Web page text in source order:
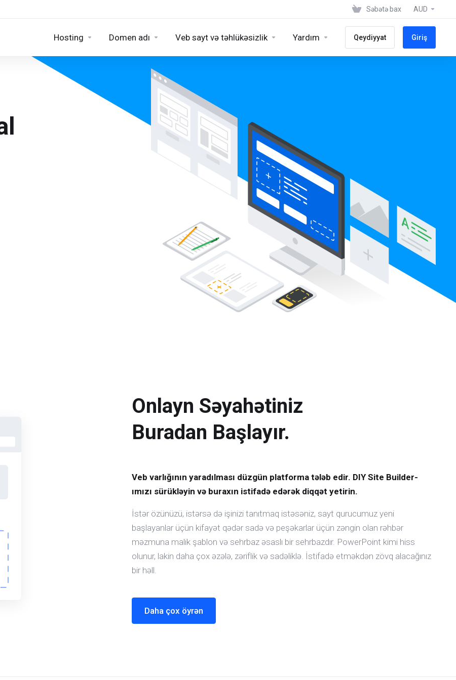
Səbətə bax AUD
Hosting Domen adı Veb sayt və təhlükəsizlik Yardım Qeydiyyat Giriş
Onlayn Səyahətiniz
Buradan Başlayır.
Veb varlığının yaradılması düzgün platforma tələb edir. DIY Site Builder-
ımızı sürükləyin və buraxın istifadə edərək diqqət yetirin.
İstər özünüzü, istərsə də işinizi tanıtmaq istəsəniz, sayt qurucumuz yeni
başlayanlar üçün kifayət qədər sadə və peşəkarlar üçün zəngin olan rəhbər
məzmuna malik şablon və sehrbaz əsaslı bir sehrbazdır. PowerPoint kimi hiss
olunur, lakin daha çox əzələ, zəriflik və sadəliklə. İstifadə etməkdən zövq alacağınız
bir həll.
Daha çox öyrən